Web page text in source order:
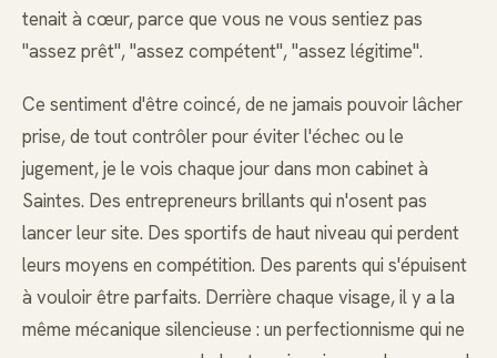
tenait à cœur, parce que vous ne vous sentiez pas
"assez prêt", "assez compétent", "assez légitime".
Ce sentiment d'être coincé, de ne jamais pouvoir lâcher
prise, de tout contrôler pour éviter l'échec ou le
jugement, je le vois chaque jour dans mon cabinet à
Saintes. Des entrepreneurs brillants qui n'osent pas
lancer leur site. Des sportifs de haut niveau qui perdent
leurs moyens en compétition. Des parents qui s'épuisent
à vouloir être parfaits. Derrière chaque visage, il y a la
même mécanique silencieuse : un perfectionnisme qui ne